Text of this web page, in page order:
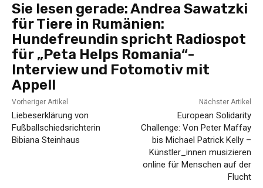
Sie lesen gerade:Andrea Sawatzki
für Tiere in Rumänien:
Hundefreundin spricht Radiospot
für „Peta Helps Romania“-
Interview und Fotomotiv mit
Appell
Vorheriger Artikel
Liebeserklärung von
Fußballschiedsrichterin
Bibiana Steinhaus
Nächster Artikel
European Solidarity
Challenge: Von Peter Maffay
bis Michael Patrick Kelly –
Künstler_innen musizieren
online für Menschen auf der
Flucht